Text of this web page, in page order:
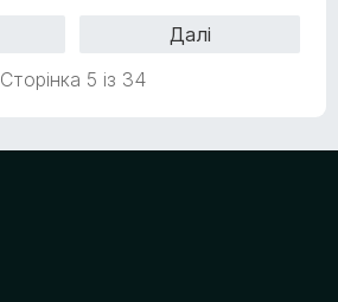
Далі
Сторінка 5 із 34